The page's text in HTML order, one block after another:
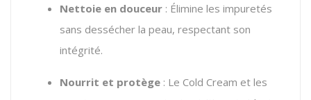
Nettoie en douceur : Élimine les impuretés
sans dessécher la peau, respectant son
intégrité.
Nourrit et protège : Le Cold Cream et les